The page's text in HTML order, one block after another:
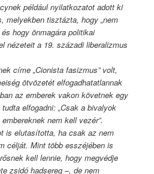
például nyilatkozatot adott ki
melyekben tisztázta, hogy „nem
hogy önmagára politikai
nézeteit a 19. századi liberalizmus
címe „Cionista fasizmus” volt,
ötvözetét elfogadhatatlannak
az emberek vakon követnek egy
elfogadni: „Csak a bivalyok
nem kell vezér”.
is elutasította, ha csak az nem
célját. Mint több esszéjében is
kell lennie, hogy megvédje
zsidó hadsereg –, de nem